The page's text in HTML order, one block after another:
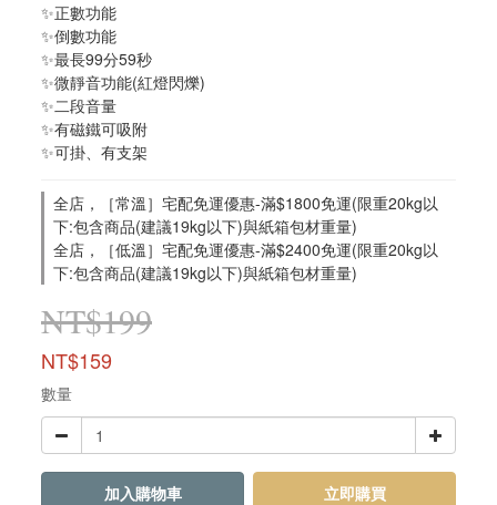
✨正數功能
✨倒數功能
✨最長99分59秒
✨微靜音功能(紅燈閃爍)
✨二段音量
✨有磁鐵可吸附
✨可掛、有支架
全店，［常溫］宅配免運優惠-滿$1800免運(限重20kg以
下:包含商品(建議19kg以下)與紙箱包材重量)
全店，［低溫］宅配免運優惠-滿$2400免運(限重20kg以
下:包含商品(建議19kg以下)與紙箱包材重量)
NT$199
NT$159
數量
加入購物車 立即購買